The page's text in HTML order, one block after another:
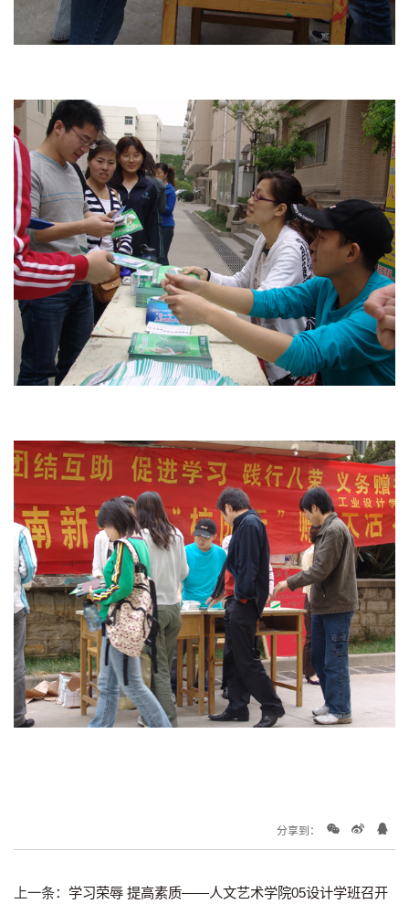
分享到：
上一条： 学习荣辱 提高素质——人文艺术学院05设计学班召开